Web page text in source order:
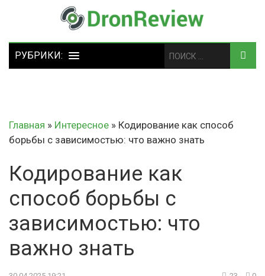
Главная » Интересное » Кодирование как способ
борьбы с зависимостью: что важно знать
Кодирование как
способ борьбы с
зависимостью: что
важно знать